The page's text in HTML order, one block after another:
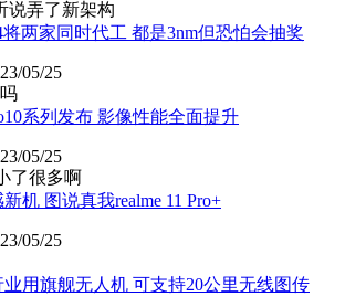
说弄了新架构
将两家同时代工 都是3nm但恐怕会抽奖
05/25
系列发布 影像性能全面提升
05/25
了很多啊
机 图说真我realme 11 Pro+
05/25
用旗舰无人机 可支持20公里无线图传